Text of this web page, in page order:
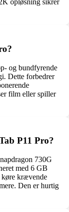
opløsning sikrer
og bundfyrende
Dette forbedrer
film eller spiller
P11 Pro?
730G
med 6 GB
krævende
Den er hurtig